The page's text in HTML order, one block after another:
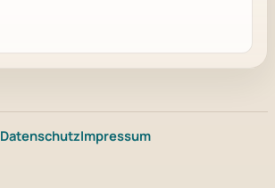
DatenschutzImpressum